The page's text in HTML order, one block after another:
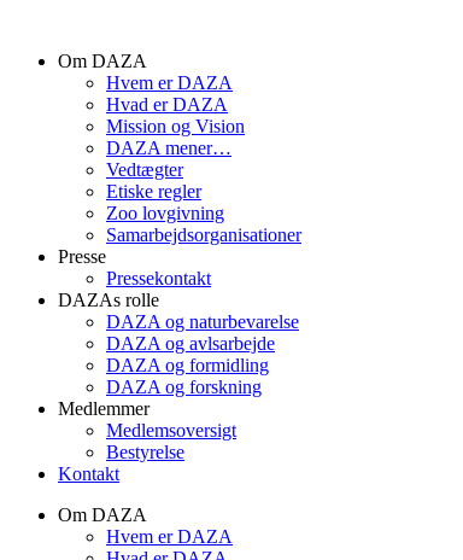
indholdOm DAZA
Hvem er DAZA
Hvad er DAZA
Mission og Vision
DAZA mener…
Vedtægter
Etiske regler
Zoo lovgivning
Samarbejdsorganisationer
Presse
Pressekontakt
DAZAs rolle
DAZA og natur­bevarelse
DAZA og avls­arbejde
DAZA og formidling
DAZA og forskning
Medlemmer
Medlemsoversigt
Bestyrelse
Kontakt
Om DAZA
Hvem er DAZA